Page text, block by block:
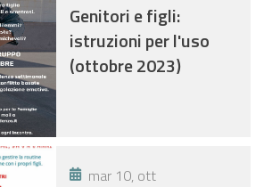
Genitori e figli:
istruzioni per l'uso
(ottobre 2023)
mar 10, ott